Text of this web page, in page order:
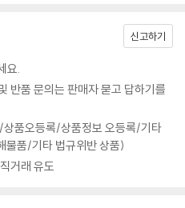
신고하기
요.
반품 문의는 판매자 묻고 답하기를
품오등록/상품정보 오등록/기타
물품/기타 법규위반 상품)
거래 유도